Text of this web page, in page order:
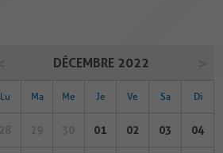
DÉCEMBRE 2022
Lu Ma Me Je Ve Sa Di
01 02 03 04